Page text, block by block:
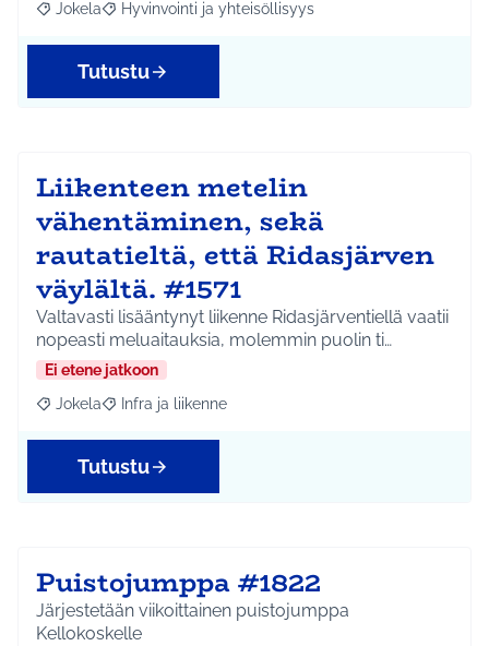
Rajaa tulokset aihepiirin mukaan: Jokela
Jokela Rajaa tulokset teeman mukaan: Hyvinvointi ja
Hyvinvointi ja yhteisöllisyys
Tutustu
Liikenteen metelin
vähentäminen, sekä
rautatieltä, että Ridasjärven
väylältä. #1571
Valtavasti lisääntynyt liikenne Ridasjärventiellä vaatii
nopeasti meluaitauksia, molemmin puolin ti…
Ei etene jatkoon
Rajaa tulokset aihepiirin mukaan: Jokela
Jokela Rajaa tulokset teeman mukaan: Infra ja liikenne
Infra ja liikenne
Tutustu
Puistojumppa #1822
Järjestetään viikoittainen puistojumppa
Kellokoskelle